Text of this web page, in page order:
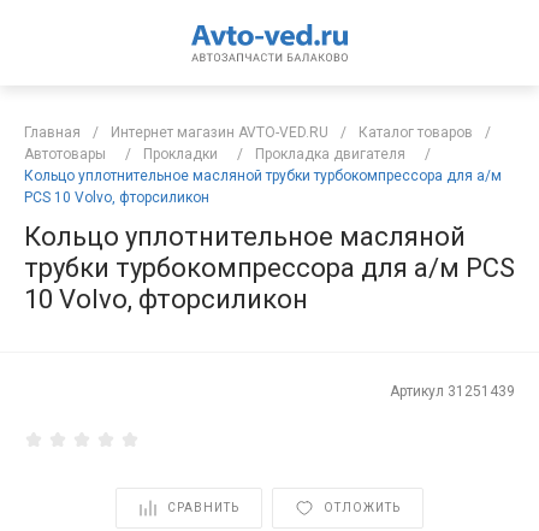
Главная / Интернет магазин AVTO-VED.RU / Каталог товаров
/
Автотовары
/ Прокладки / Прокладка двигателя
/
Кольцо уплотнительное масляной трубки турбокомпрессора для а/м
PCS 10 Volvo, фторсиликон
Кольцо уплотнительное масляной
трубки турбокомпрессора для а/м PCS
10 Volvo, фторсиликон
Артикул 31251439
СРАВНИТЬ ОТЛОЖИТЬ